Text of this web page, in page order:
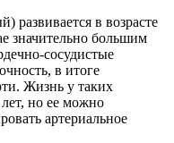
развивается в возрасте
значительно большим
сосудистые
в итоге
Жизнь у таких
но ее можно
артериальное